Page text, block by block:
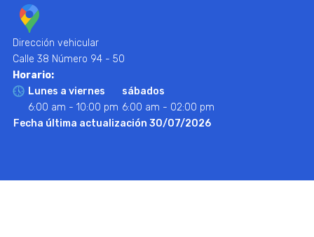
Dirección vehicular
Calle 38 Número 94 - 50
Horario:
Lunes a viernes
6:00 am - 10:00 pm
sábados
6:00 am - 02:00 pm
Fecha última actualización 30/07/2026